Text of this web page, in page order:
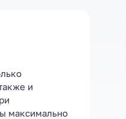
и
максимально